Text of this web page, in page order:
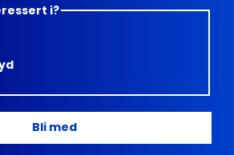
i?
Bli med